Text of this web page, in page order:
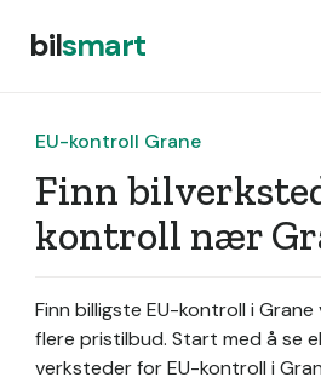
bilsmart
EU-kontroll Grane
Finn
kontroll nær
Finn billigste EU-kontroll i Grane
flere pristilbud. Start med å se
verksteder for EU-kontroll i